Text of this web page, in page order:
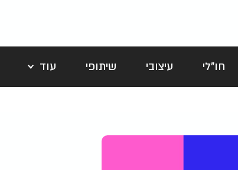
חו"לי עיצובי שיתופי
עוד